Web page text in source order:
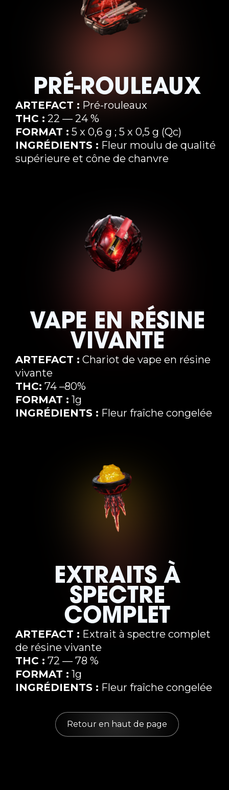
PRÉ-ROULEAUX
ARTEFACT : Pré-rouleaux
THC : 22 — 24 %
FORMAT : 5 x 0,6 g ; 5 x 0,5 g (Qc)
INGRÉDIENTS : Fleur moulu de qualité
supérieure et cône de chanvre
VAPE EN RÉSINE
VIVANTE
ARTEFACT : Chariot de vape en résine
vivante
THC: 74 –80%
FORMAT : 1g
INGRÉDIENTS : Fleur fraîche congelée
EXTRAITS À
SPECTRE
COMPLET
ARTEFACT : Extrait à spectre complet
de résine vivante
THC : 72 — 78 %
FORMAT : 1g
INGRÉDIENTS : Fleur fraîche congelée
Retour en haut de page